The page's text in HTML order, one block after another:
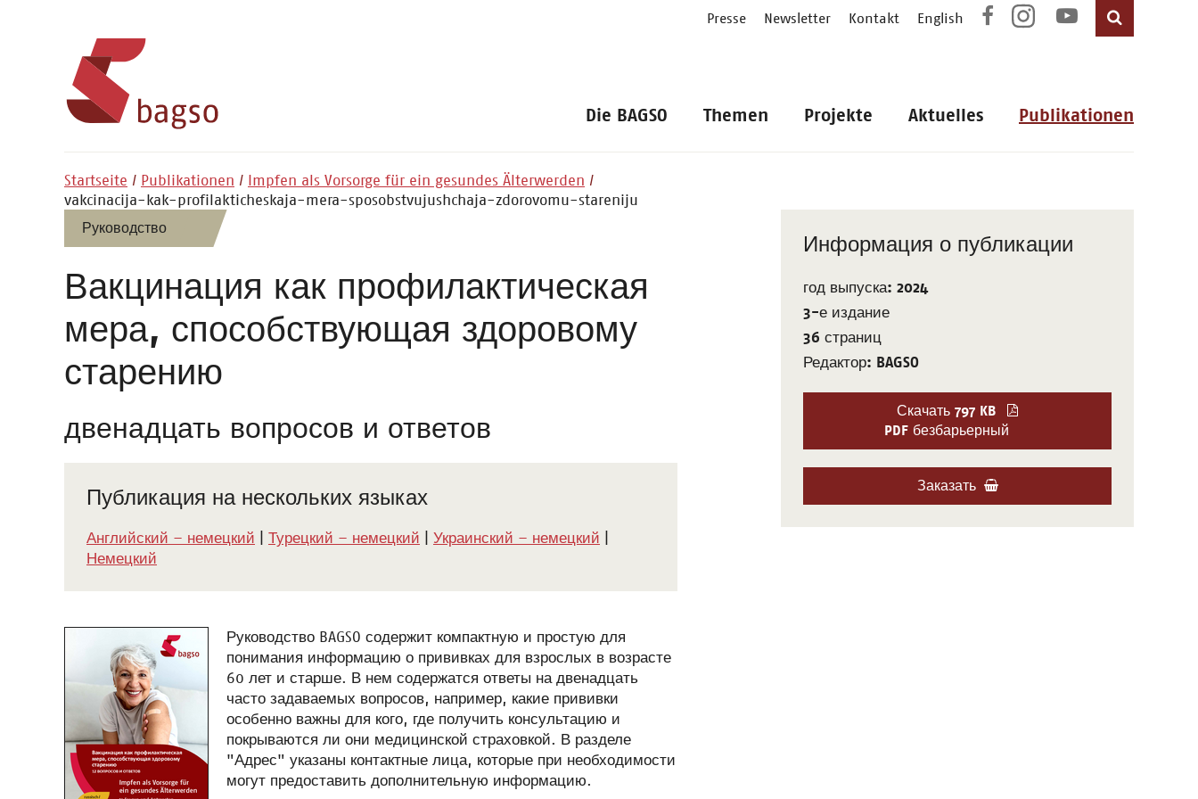
Presse Newsletter Kontakt English
Die BAGSO Themen Projekte Aktuelles Publikationen
Startseite Publikationen
Impfen als Vorsorge für ein gesundes Älterwerden
vakcinacija-kak-profilakticheskaja-mera-sposobstvujushchaja-zdorovomu-stareniju
Руководство
Вакцинация как профилактическая
мера, способствующая здоровому
старению
двенадцать вопросов и ответов
Публикация на нескольких языках
Английский – немецкий Турецкий – немецкий Украинский – немецкий
Немецкий
Руководство BAGSO содержит компактную и простую для
понимания информацию о прививках для взрослых в возрасте
60 лет и старше. В нем содержатся ответы на двенадцать
часто задаваемых вопросов, например, какие прививки
особенно важны для кого, где получить консультацию и
покрываются ли они медицинской страховкой. В разделе
"Адрес" указаны контактные лица, которые при необходимости
могут предоставить дополнительную информацию.
Информация о публикации
год выпуска: 2024
3-е издание
36 страниц
Редактор: BAGSO
Скачать 797 KB
PDF безбарьерный
Заказать